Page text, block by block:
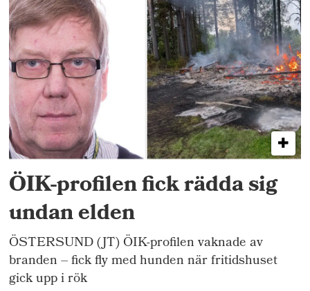
ÖIK-profilen fick rädda sig
undan elden
ÖSTERSUND (JT) ÖIK-profilen vaknade av
branden – fick fly med hunden när fritidshuset
gick upp i rök